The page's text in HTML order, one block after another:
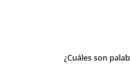
¿Cuáles son